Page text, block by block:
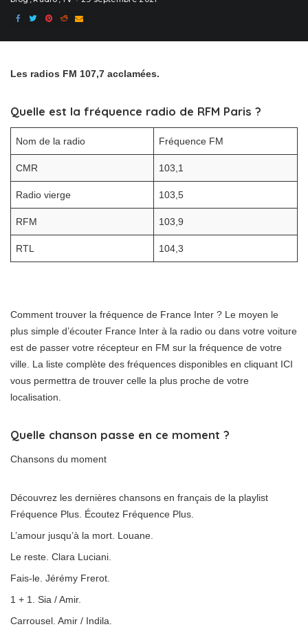
Les radios FM 107,7 acclamées.
Quelle est la fréquence radio de RFM Paris ?
Nom de la radio Fréquence FM
CMR 103,1
Radio vierge 103,5
RFM 103,9
RTL 104,3
Comment trouver la fréquence de France Inter ? Le moyen le
plus simple d’écouter France Inter à la radio ou dans votre voiture
est de passer votre récepteur en FM sur la fréquence de votre
ville. La liste complète des fréquences disponibles en cliquant ICI
vous permettra de trouver celle la plus proche de votre
localisation.
Quelle chanson passe en ce moment ?
Chansons du moment
Découvrez les dernières chansons en français de la playlist
Fréquence Plus. Écoutez Fréquence Plus.
L’amour jusqu’à la mort. Louane.
Le reste. Clara Luciani.
Fais-le. Jérémy Frerot.
1 + 1. Sia / Amir.
Carrousel. Amir / Indila.